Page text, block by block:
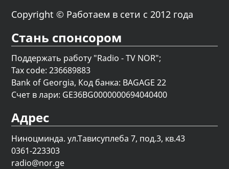
Copyright © Работаем в сети с 2012 года
Стань спонсором
Поддержать работу "Radio - TV NOR";
Tax code: 236689883
Bank of Georgia, Код банка: BAGAGE 22
Счет в лари: GE36BG0000000694040400
Адрес
Ниноцминда. ул.Тависуплеба 7, под.3, кв.43
0361-223303
radio@nor.ge